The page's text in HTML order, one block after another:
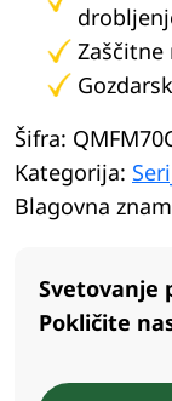
Zaščitne
Šifra:
Kategorija:
Blagovna
Svetovanje
Pokličite